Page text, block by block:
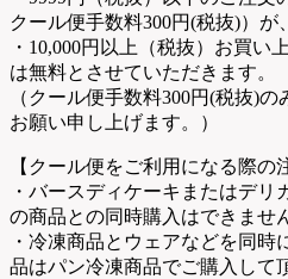
クール便手数料300円(税抜)）が
・10,000円以上（税抜）お買い
は無料とさせていただきます。
（クール便手数料300円(税抜)
お願い申し上げます。）
【クール便をご利用になる際の
・バースディケーキまたはデ
の商品との同時購入はできませ
・冷凍商品とウェアなどを同
品はパン冷凍商品でご購入して